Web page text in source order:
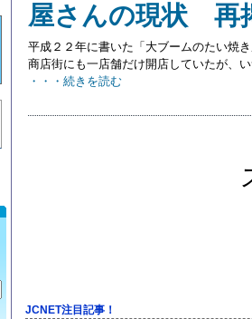
屋さんの現状 再
平成２２年に書いた「大ブームのたい焼
商店街にも一店舗だけ開店していたが、
・・・続きを読む
JCNET注目記事！